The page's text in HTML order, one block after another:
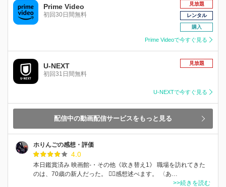
Prime Video
初回30日間無料
見放題
レンタル
購入
Prime Videoで今すぐ見る
U-NEXT
初回31日間無料
見放題
U-NEXTで今すぐ見る
配信中の動画配信サービスをもっと見る
ホりんごの感想・評価
4.0
本日鑑賞済み 映画館-・その他《吹き替え1》 職場を訪れてきた
のは、70歳の新人だった。 ✍🏻感想述べます。 〈あ…
>>続きを読む